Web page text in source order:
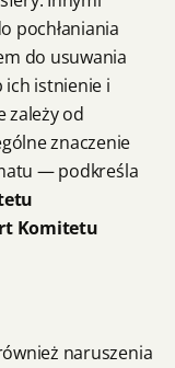
pochłaniania
do usuwania
ich istnienie i
zależy od
znaczenie
— podkreśla
Komitetu
naruszenia